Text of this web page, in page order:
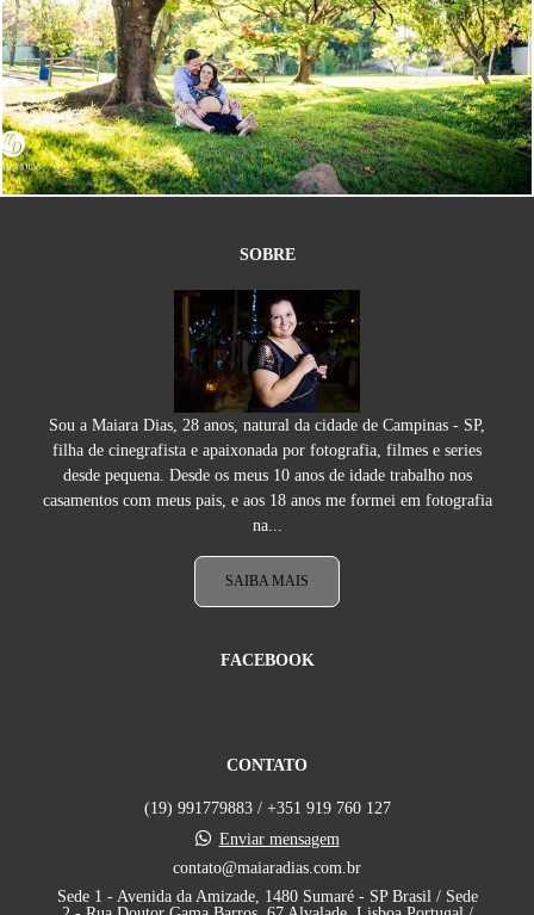
5740 34
SOBRE
Sou a Maiara Dias, 28 anos, natural da cidade de Campinas - SP,
filha de cinegrafista e apaixonada por fotografia, filmes e series
desde pequena. Desde os meus 10 anos de idade trabalho nos
casamentos com meus pais, e aos 18 anos me formei em fotografia
na...
SAIBA MAIS
FACEBOOK
CONTATO
(19) 991779883 / +351 919 760 127
Enviar mensagem
contato@maiaradias.com.br
Sede 1 - Avenida da Amizade, 1480 Sumaré - SP Brasil / Sede